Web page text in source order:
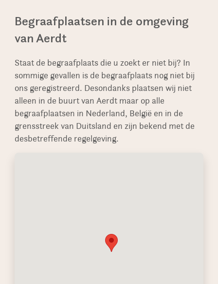
voorraad waardoor de levertijd nog korter kan
zijn.
restaureren ook oude monumenten, soms in
grotere aantallen op authentieke gedeeltes van
Begraafplaatsen in de omgeving
van Aerdt
Staat de begraafplaats die u zoekt er niet bij? In
sommige gevallen is de begraafplaats nog niet bij
ons geregistreerd. Desondanks plaatsen wij niet
alleen in de buurt van Aerdt maar op alle
begraafplaatsen in Nederland, België en in de
grensstreek van Duitsland en zijn bekend met de
desbetreffende regelgeving.